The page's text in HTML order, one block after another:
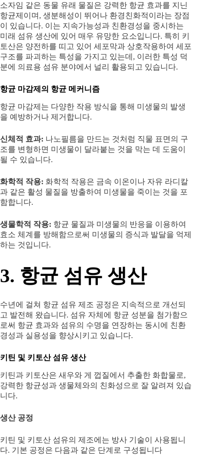
소자임 같은 동물 유래 물질은 강력한 항균 효과를 지닌
항균제이며, 생분해성이 뛰어나 환경친화적이라는 장점
이 있습니다. 이는 지속가능성과 친환경성을 중시하는
미래 섬유 생산에 있어 매우 유망한 요소입니다. 특히 키
토산은 양전하를 띠고 있어 세포막과 상호작용하여 세포
구조를 파괴하는 특성을 가지고 있는데, 이러한 특성 덕
분에 의료용 섬유 분야에서 널리 활용되고 있습니다.
항균 마감제의 항균 메커니즘
항균 마감제는 다양한 작용 방식을 통해 미생물의 발생
을 예방하거나 제거합니다.
신체적 효과: 나노필름을 만드는 것처럼 직물 표면의 구
조를 변형하면 미생물이 달라붙는 것을 막는 데 도움이
될 수 있습니다.
화학적 작용: 화학적 작용은 금속 이온이나 자유 라디칼
과 같은 활성 물질을 방출하여 미생물을 죽이는 것을 포
함합니다.
생물학적 작용: 항균 물질과 미생물의 반응을 이용하여
효소 체계를 방해함으로써 미생물의 증식과 발달을 억제
하는 것입니다.
3. 항균 섬유 생산
수년에 걸쳐 항균 섬유 제조 공정은 지속적으로 개선되
고 발전해 왔습니다. 섬유 자체에 항균 성분을 첨가함으
로써 항균 효과와 섬유의 수명을 연장하는 동시에 친환
경성과 실용성을 향상시키고 있습니다.
키틴 및 키토산 섬유 생산
키틴과 키토산은 새우와 게 껍질에서 추출한 화합물로,
강력한 항균성과 생물체와의 친화성으로 잘 알려져 있습
니다.
생산 공정
키틴 및 키토산 섬유의 제조에는 방사 기술이 사용됩니
다. 기본 공정은 다음과 같은 단계로 구성됩니다